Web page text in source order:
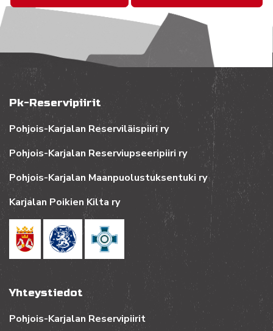
Pk-Reservipiirit
Pohjois-Karjalan Reserviläispiiri ry
Pohjois-Karjalan Reserviupseeripiiri ry
Pohjois-Karjalan Maanpuolustuksentuki ry
Karjalan Poikien Kilta ry
Yhteystiedot
Pohjois-Karjalan Reservipiirit